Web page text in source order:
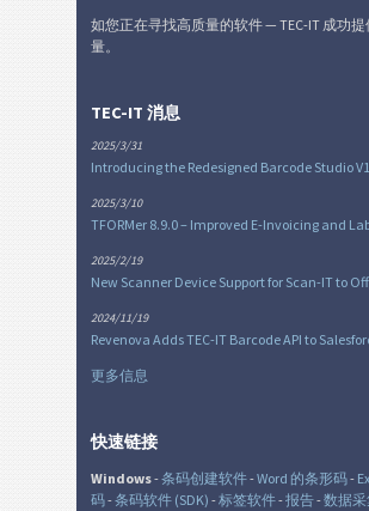
如您正在寻找高质量的软件 — TEC-IT 成功
量。
TEC-IT 消息
2025/3/31
Introducing the Redesigned Barcode Studio
2025/3/10
TFORMer 8.9.0 – Improved E-Invoicing and
2025/2/19
New Scanner Device Support for Scan-IT to
2024/11/19
Revenova Adds TEC-IT Barcode API to
更多信息
快速链接
Windows-条码创建软件-Word 的条形码-
码-条码软件 (SDK) -标签软件-报告-数据